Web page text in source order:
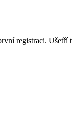
registraci. Ušetří